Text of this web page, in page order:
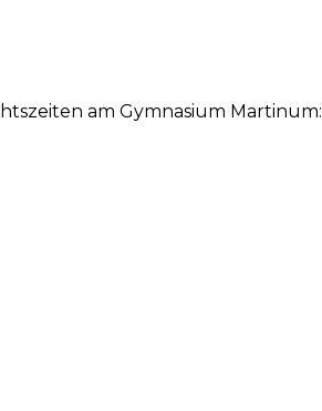
am Gymnasium Martinum: